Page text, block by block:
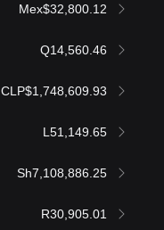
Mex$32,800.12
Q14,560.46
CLP$1,748,609.93
L51,149.65
Sh7,108,886.25
R30,905.01